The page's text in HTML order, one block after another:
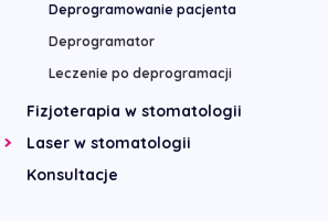
Deprogramowanie pacjenta
Deprogramator
Leczenie po deprogramacji
Fizjoterapia w stomatologii
Laser w stomatologii
Konsultacje